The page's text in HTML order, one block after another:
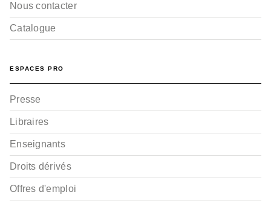
Nous contacter
Catalogue
ESPACES PRO
Presse
Libraires
Enseignants
Droits dérivés
Offres d'emploi